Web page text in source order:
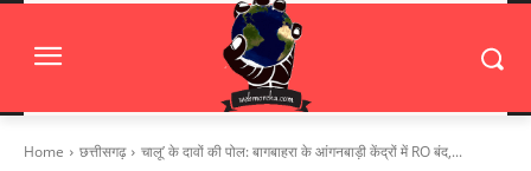
Home छत्तीसगढ़ चालू’ के दावों की पोल: बागबाहरा के आंगनबाड़ी केंद्रों में RO बंद,...